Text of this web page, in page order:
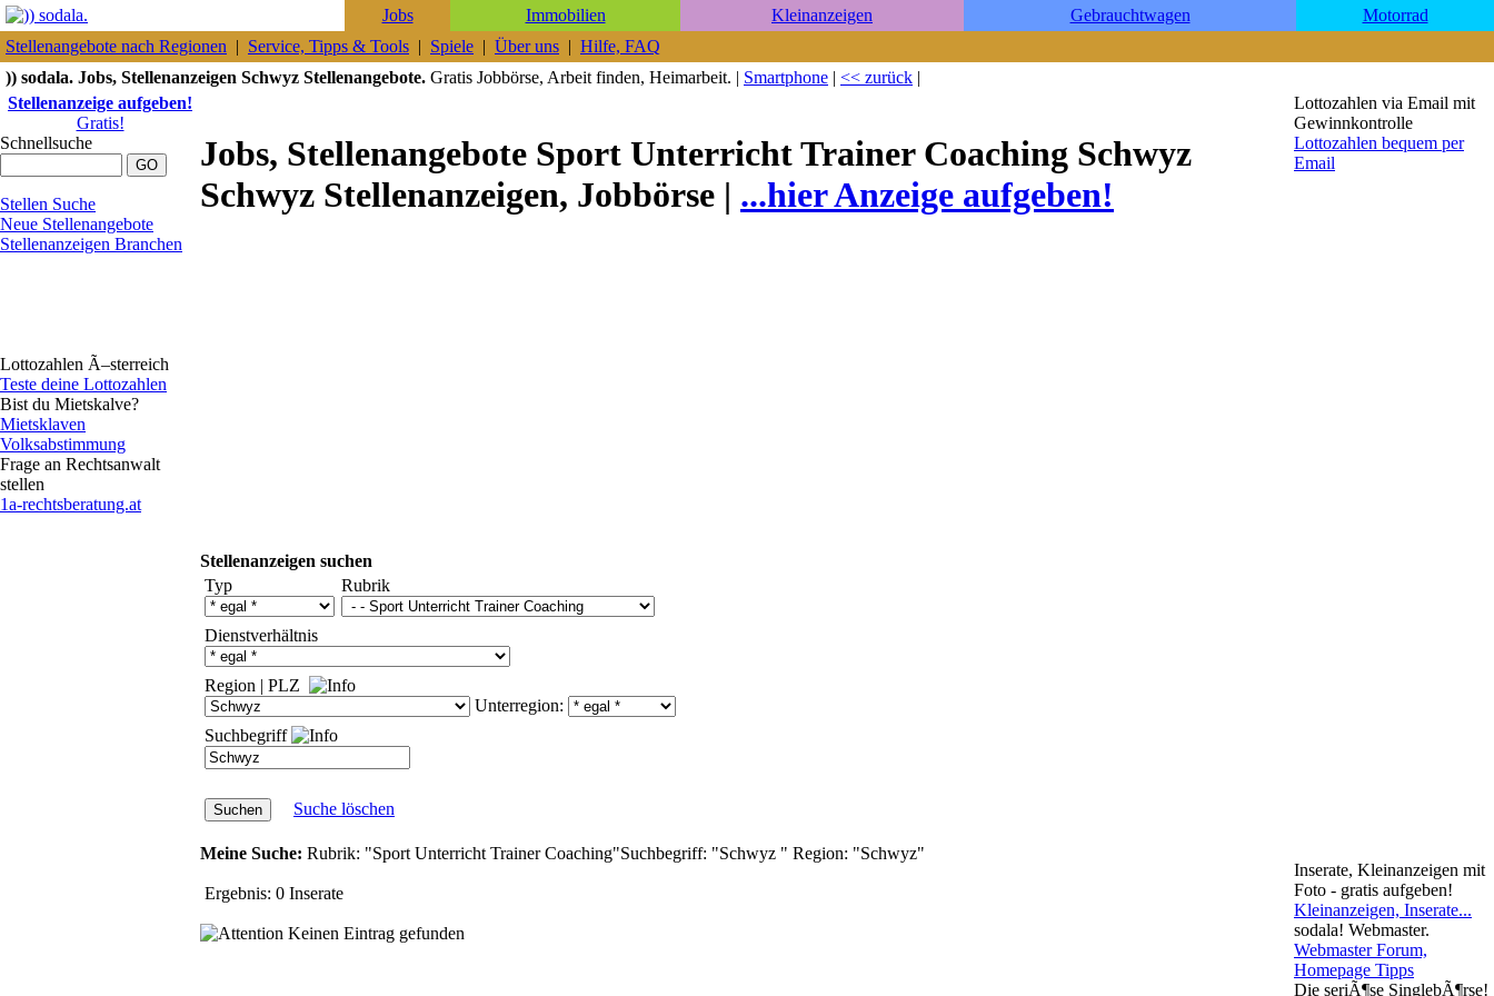
Jobs Immobilien Kleinanzeigen Gebrauchtwagen
Motorrad
Stellenangebote nach Regionen | Service, Tipps & Tools | Spiele | Über uns | Hilfe, FAQ
)) sodala. Jobs, Stellenanzeigen Schwyz Stellenangebote. Gratis Jobbörse, Arbeit finden, Heimarbeit. | Smartphone | << zurück |
Stellenanzeige aufgeben!
Gratis!
Schnellsuche
Stellen Suche
Neue Stellenangebote
Stellenanzeigen Branchen
Lottozahlen Ã–sterreich
Teste deine Lottozahlen
Bist du Mietskalve?
Mietsklaven
Volksabstimmung
Frage an Rechtsanwalt
stellen
1a-rechtsberatung.at
Jobs, Stellenangebote Sport Unterricht Trainer Coaching Schwyz
Schwyz Stellenanzeigen, Jobbörse | ...hier Anzeige aufgeben!
Stellenanzeigen suchen
Typ
Rubrik
Dienstverhältnis
Region | PLZ
Unterregion:
Suchbegriff
Suche löschen
Meine Suche: Rubrik: "Sport Unterricht Trainer Coaching"Suchbegriff: "Schwyz " Region: "Schwyz"
Ergebnis: 0 Inserate
Keinen Eintrag gefunden
Lottozahlen via Email mit
Gewinnkontrolle
Lottozahlen bequem per
Email
Inserate, Kleinanzeigen mit
Foto - gratis aufgeben!
Kleinanzeigen, Inserate...
sodala! Webmaster.
Webmaster Forum,
Homepage Tipps
Die seriÃ¶se SinglebÃ¶rse!